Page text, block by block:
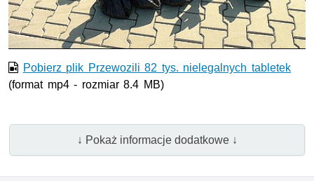
wideo
Pobierz plik Przewozili 82 tys. nielegalnych tabletek
(format mp4 - rozmiar 8.4 MB)
↓ Pokaż informacje dodatkowe ↓